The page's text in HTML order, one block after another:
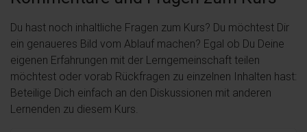
Du hast noch inhaltliche Fragen zum Kurs? Du möchtest Dir
ein genaueres Bild vom Ablauf machen? Egal ob Du Deine
eigenen Erfahrungen mit der Lerngemeinschaft teilen
möchtest oder vorab Rückfragen zu einzelnen Inhalten hast:
Beteilige Dich einfach an den Diskussionen mit anderen
Lernenden zu diesem Kurs.